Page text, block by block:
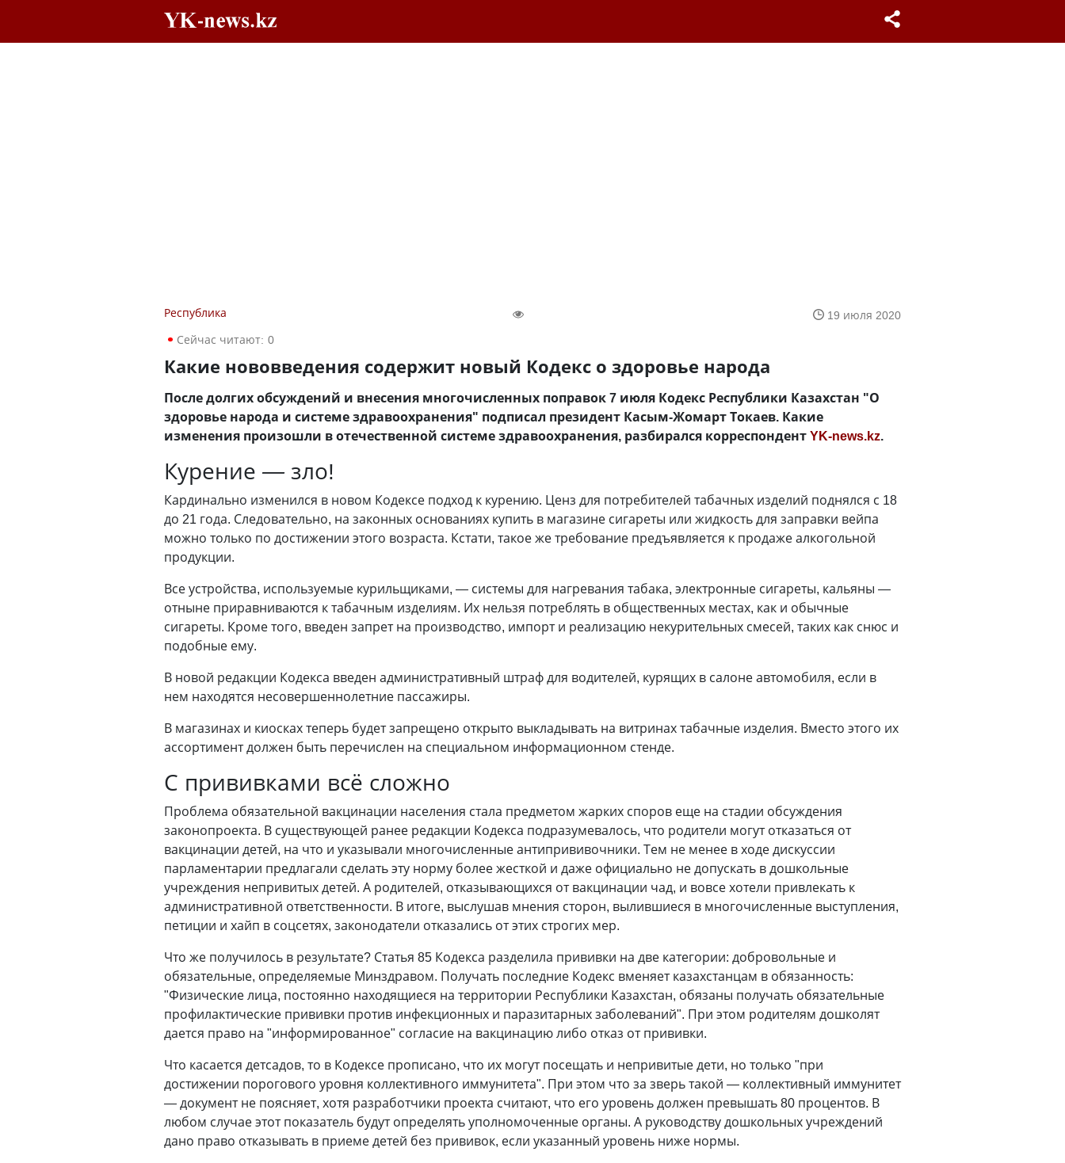
Республика
19 июля 2020
Сейчас читают: 0
Какие нововведения содержит новый Кодекс о здоровье народа
После долгих обсуждений и внесения многочисленных поправок 7 июля Кодекс Республики Казахстан "О
здоровье народа и системе здравоохранения" подписал президент Касым-Жомарт Токаев. Какие
изменения произошли в отечественной системе здравоохранения, разбирался корреспондентYK-news.kz.
Курение — зло!
Кардинально изменился в новом Кодексе подход к курению. Ценз для потребителей табачных изделий поднялся с 18
до 21 года. Следовательно, на законных основаниях купить в магазине сигареты или жидкость для заправки вейпа
можно только по достижении этого возраста. Кстати, такое же требование предъявляется к продаже алкогольной
продукции.
Все устройства, используемые курильщиками, — системы для нагревания табака, электронные сигареты, кальяны —
отныне приравниваются к табачным изделиям. Их нельзя потреблять в общественных местах, как и обычные
сигареты. Кроме того, введен запрет на производство, импорт и реализацию некурительных смесей, таких как снюс и
подобные ему.
В новой редакции Кодекса введен административный штраф для водителей, курящих в салоне автомобиля, если в
нем находятся несовершеннолетние пассажиры.
В магазинах и киосках теперь будет запрещено открыто выкладывать на витринах табачные изделия. Вместо этого их
ассортимент должен быть перечислен на специальном информационном стенде.
С прививками всё сложно
Проблема обязательной вакцинации населения стала предметом жарких споров еще на стадии обсуждения
законопроекта. В существующей ранее редакции Кодекса подразумевалось, что родители могут отказаться от
вакцинации детей, на что и указывали многочисленные антипрививочники. Тем не менее в ходе дискуссии
парламентарии предлагали сделать эту норму более жесткой и даже официально не допускать в дошкольные
учреждения непривитых детей. А родителей, отказывающихся от вакцинации чад, и вовсе хотели привлекать к
административной ответственности. В итоге, выслушав мнения сторон, вылившиеся в многочисленные выступления,
петиции и хайп в соцсетях, законодатели отказались от этих строгих мер.
Что же получилось в результате? Статья 85 Кодекса разделила прививки на две категории: добровольные и
обязательные, определяемые Минздравом. Получать последние Кодекс вменяет казахстанцам в обязанность:
"Физические лица, постоянно находящиеся на территории Республики Казахстан, обязаны получать обязательные
профилактические прививки против инфекционных и паразитарных заболеваний". При этом родителям дошколят
дается право на "информированное" согласие на вакцинацию либо отказ от прививки.
Что касается детсадов, то в Кодексе прописано, что их могут посещать и непривитые дети, но только "при
достижении порогового уровня коллективного иммунитета". При этом что за зверь такой — коллективный иммунитет
—документ не поясняет, хотя разработчики проекта считают, что его уровень должен превышать 80 процентов. В
любом случае этот показатель будут определять уполномоченные органы. А руководству дошкольных учреждений
дано право отказывать в приеме детей без прививок, если указанный уровень ниже нормы.